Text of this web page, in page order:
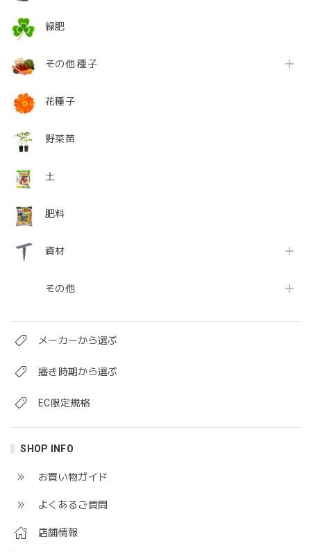
緑肥
その他 種子
花種子
野菜苗
土
肥料
資材
その他
メーカーから選ぶ
播き時期から選ぶ
EC限定規格
SHOP INFO
お買い物ガイド
よくあるご質問
店舗情報